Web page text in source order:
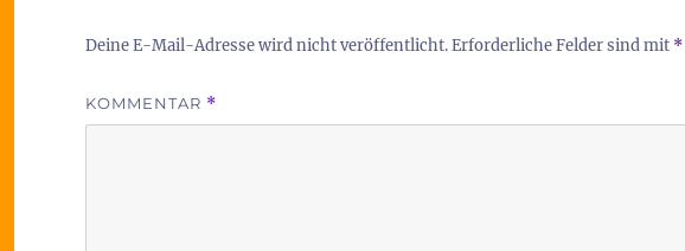
Deine E-Mail-Adresse wird nicht veröffentlicht.Erforderliche Felder sind mit *
KOMMENTAR *